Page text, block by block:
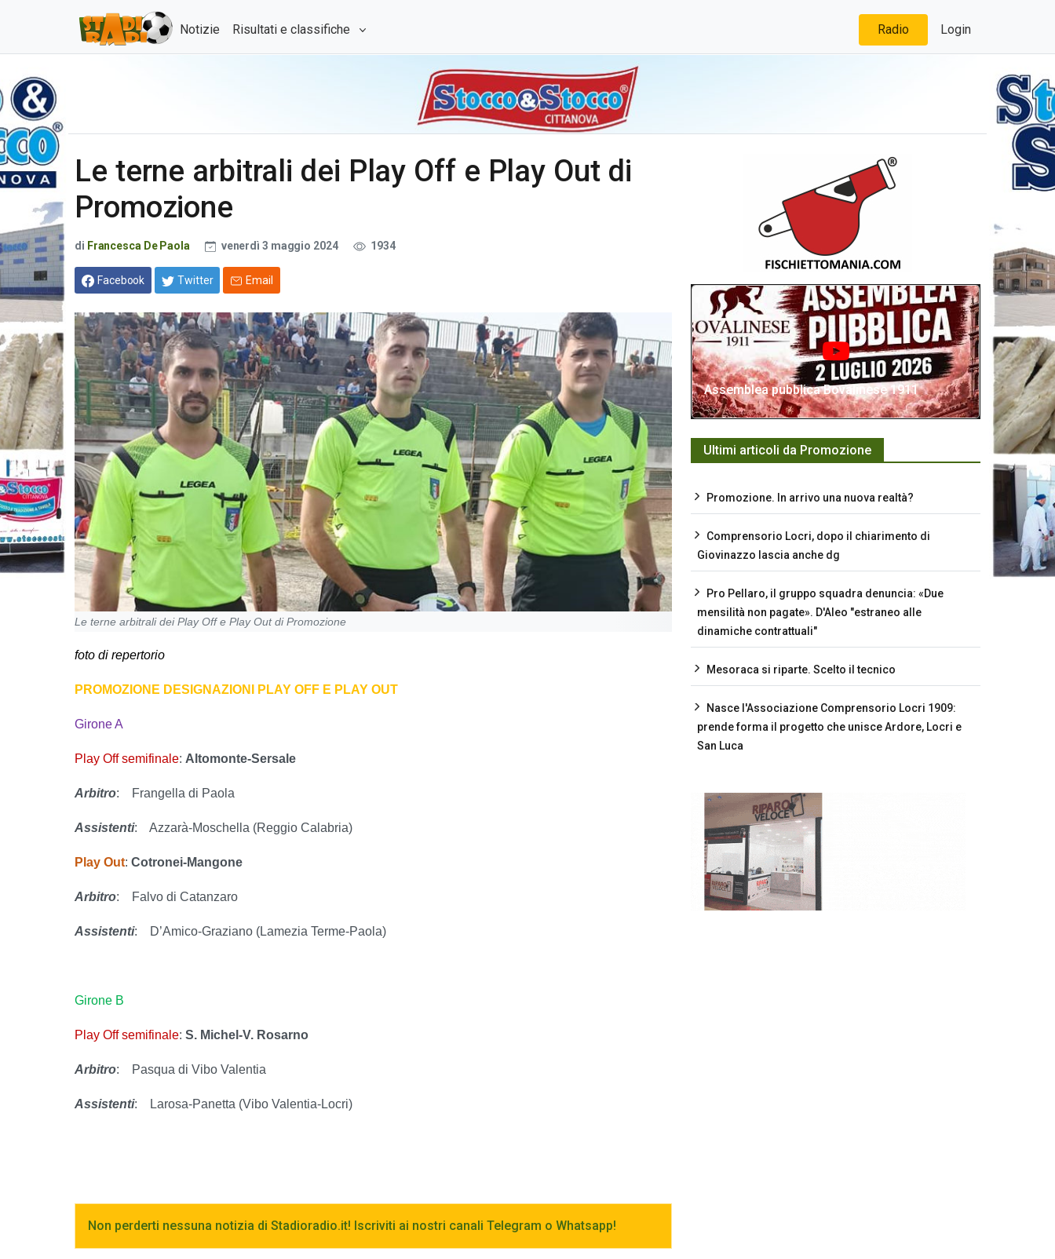
Notizie Risultati e classifiche Radio Login
Le terne arbitrali dei Play Off e Play Out di
Promozione
di Francesca De Paola venerdì 3 maggio 2024 1934
Facebook Twitter Email
Le terne arbitrali dei Play Off e Play Out di Promozione
foto di repertorio
PROMOZIONE DESIGNAZIONI PLAY OFF E PLAY OUT
Girone A
Play Off semifinale: Altomonte-Sersale
Arbitro: Frangella di Paola
Assistenti: Azzarà-Moschella (Reggio Calabria)
Play Out: Cotronei-Mangone
Arbitro: Falvo di Catanzaro
Assistenti: D’Amico-Graziano (Lamezia Terme-Paola)
Girone B
Play Off semifinale: S. Michel-V. Rosarno
Arbitro: Pasqua di Vibo Valentia
Assistenti: Larosa-Panetta (Vibo Valentia-Locri)
Non perderti nessuna notizia di Stadioradio.it! Iscriviti ai nostri canali Telegram o Whatsapp!
Assemblea pubblica Bovalinese 1911
Ultimi articoli da Promozione
Promozione. In arrivo una nuova realtà?
Comprensorio Locri, dopo il chiarimento di
Giovinazzo lascia anche dg
Pro Pellaro, il gruppo squadra denuncia: «Due
mensilità non pagate». D'Aleo "estraneo alle
dinamiche contrattuali"
Mesoraca si riparte. Scelto il tecnico
Nasce l'Associazione Comprensorio Locri 1909:
prende forma il progetto che unisce Ardore, Locri e
San Luca